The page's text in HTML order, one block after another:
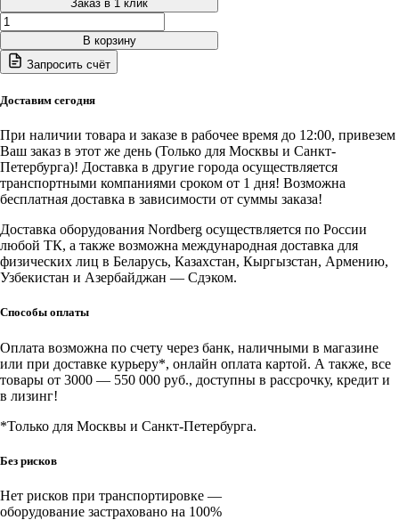
Заказ в 1 клик
Количество
товара
WSC35
RM
Nordberg
интеллектуальное
устройство
12/24
В,
15
rm
878
В корзину
Запросить счёт
Доставим сегодня
При наличии товара и заказе в рабочее время до 12:00, привезем
Ваш заказ в этот же день (Только для Москвы и Санкт-
Петербурга)! Доставка в другие города осуществляется
транспортными компаниями сроком от 1 дня! Возможна
бесплатная доставка в зависимости от суммы заказа!
Доставка оборудования Nordberg осуществляется по России
любой ТК, а также возможна международная доставка для
физических лиц в Беларусь, Казахстан, Кыргызстан, Армению,
Узбекистан и Азербайджан — Сдэком.
Способы оплаты
Оплата возможна по счету через банк, наличными в магазине
или при доставке курьеру*, онлайн оплата картой. А также, все
товары от 3000 — 550 000 руб., доступны в рассрочку, кредит и
в лизинг!
*Только для Москвы и Санкт-Петербурга.
Без рисков
Нет рисков при транспортировке —
оборудование застраховано на 100%